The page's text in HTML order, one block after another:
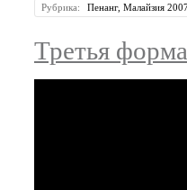
Рубрика: Пенанг, Малайзия
Третья